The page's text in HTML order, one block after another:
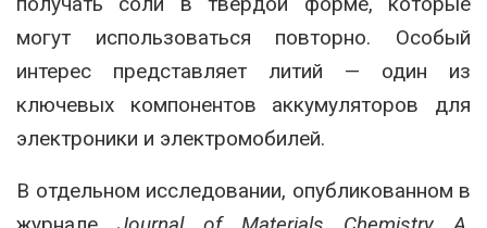
могут использоваться повторно. Особый
интерес представляет литий — один из
ключевых компонентов аккумуляторов для
электроники и электромобилей.
В отдельном исследовании, опубликованном в